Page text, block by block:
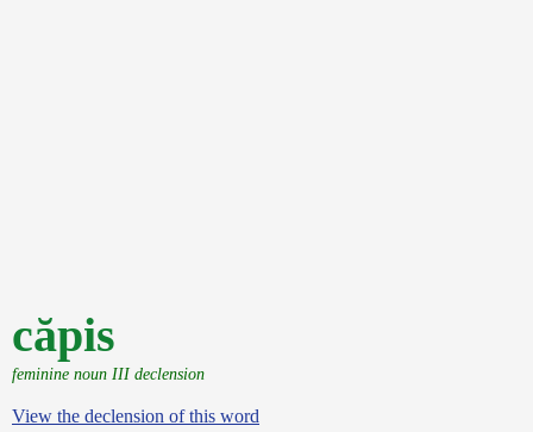
căpis
feminine noun III declension
View the declension of this word